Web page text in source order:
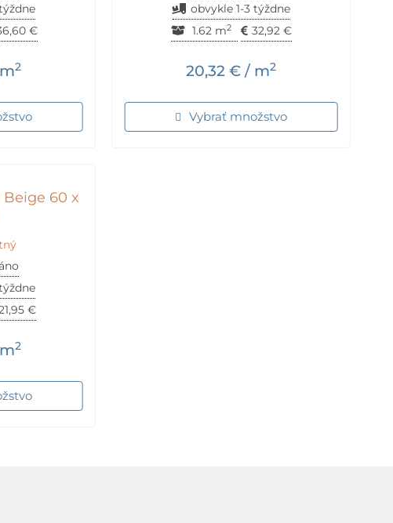
€
2
obvykle 1-3 týždne
1.62 m2 32,92 €
20,32 € / m2
Vybrať množstvo
Beige 60 x
€
2